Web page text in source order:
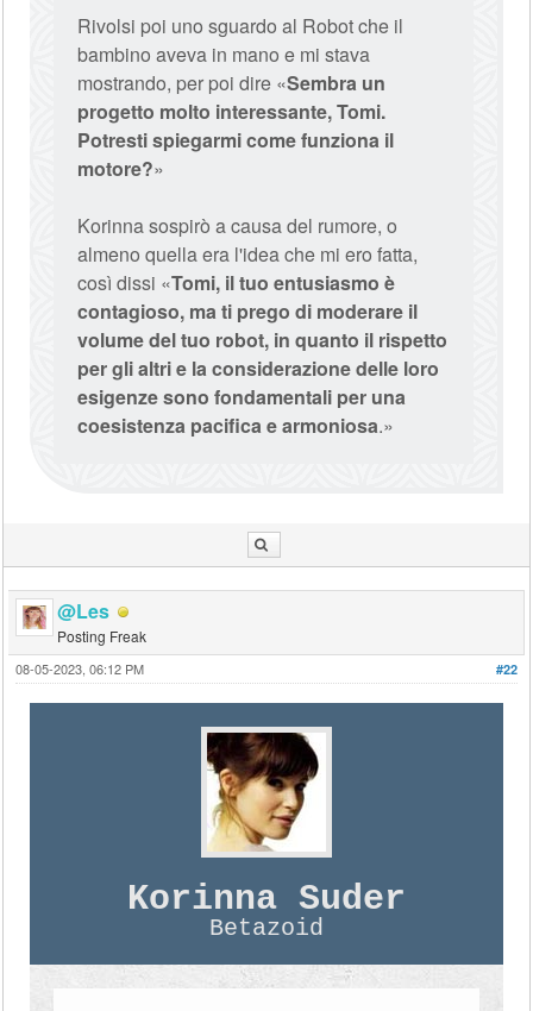
Rivolsi poi uno sguardo al Robot che il
bambino aveva in mano e mi stava
mostrando, per poi dire «Sembra un
progetto molto interessante, Tomi.
Potresti spiegarmi come funziona il
motore?»
Korinna sospirò a causa del rumore, o
almeno quella era l'idea che mi ero fatta,
così dissi «Tomi, il tuo entusiasmo è
contagioso, ma ti prego di moderare il
volume del tuo robot, in quanto il rispetto
per gli altri e la considerazione delle loro
esigenze sono fondamentali per una
coesistenza pacifica e armoniosa.»
@Les
Posting Freak
#22
08-05-2023, 06:12 PM
Korinna Suder
Betazoid